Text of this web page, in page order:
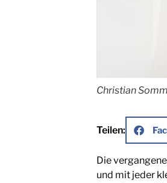
Christian
Teilen:
Die
und mit jeder